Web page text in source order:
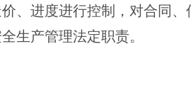
、进度进行控制，对合同
生产管理法定职责。